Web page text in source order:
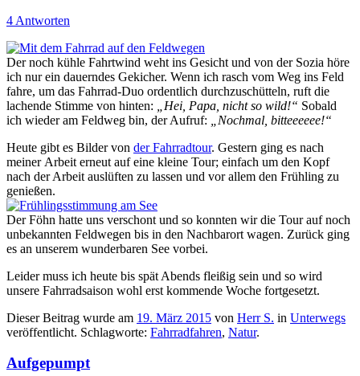
4 Antworten
Der noch kühle Fahrtwind weht ins Gesicht und von der Sozia höre
ich nur ein dauerndes Gekicher. Wenn ich rasch vom Weg ins Feld
fahre, um das Fahrrad-Duo ordentlich durchzuschütteln, ruft die
lachende Stimme von hinten:
„Hei, Papa, nicht so wild!“ Sobald
ich wieder am Feldweg bin, der Aufruf:
„Nochmal, bitteeeeee!“
Heute gibt es Bilder von der Fahrradtour. Gestern ging es nach
meiner Arbeit erneut auf eine kleine Tour; einfach um den Kopf
nach der Arbeit auslüften zu lassen und vor allem den Frühling zu
genießen.
Der Föhn hatte uns verschont und so konnten wir die Tour auf noch
unbekannten Feldwegen bis in den Nachbarort wagen. Zurück ging
es an unserem wunderbaren See vorbei.
Leider muss ich heute bis spät Abends fleißig sein und so wird
unsere Fahrradsaison wohl erst kommende Woche fortgesetzt.
Dieser Beitrag wurde am 19. März 2015 von Herr S. in Unterwegs
veröffentlicht. Schlagworte: Fahrradfahren, Natur.
Aufgepumpt